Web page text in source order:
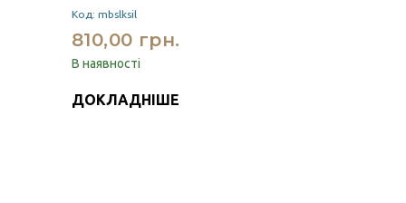
Код: mbslksil
810,00 грн.
В наявності
ДОКЛАДНІШЕ